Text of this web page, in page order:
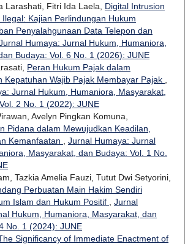
Larashati, Fitri Ida Laela, Digital Intrusion
Ilegal: Kajian Perlindungan Hukum
Penyalahgunaan Data Telepon dan
Humaya: Jurnal Hukum, Humaniora,
Budaya: Vol. 6 No. 1 (2026): JUNE
Peran Hukum Pajak dalam
Kepatuhan Wajib Pajak Membayar Pajak
Jurnal Hukum, Humaniora, Masyarakat,
2 No. 1 (2022): JUNE
Avelyn Pingkan Komuna,
Pidana dalam Mewujudkan Keadilan,
Kemanfaatan
Jurnal Humaya: Jurnal
Masyarakat, dan Budaya: Vol. 1 No.
Tazkia Amelia Fauzi, Tutut Dwi Setyorini,
Perbuatan Main Hakim Sendiri
Islam dan Hukum Positif
Jurnal
Hukum, Humaniora, Masyarakat, dan
No. 1 (2024): JUNE
Significancy of Immediate Enactment of